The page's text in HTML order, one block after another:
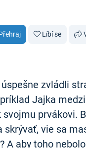
Líbí se
zvládli
Jajka
prvákovi.
vie sa
A aby toho